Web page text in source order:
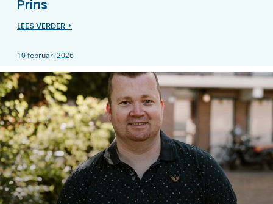
Prins
LEES VERDER >
10 februari 2026